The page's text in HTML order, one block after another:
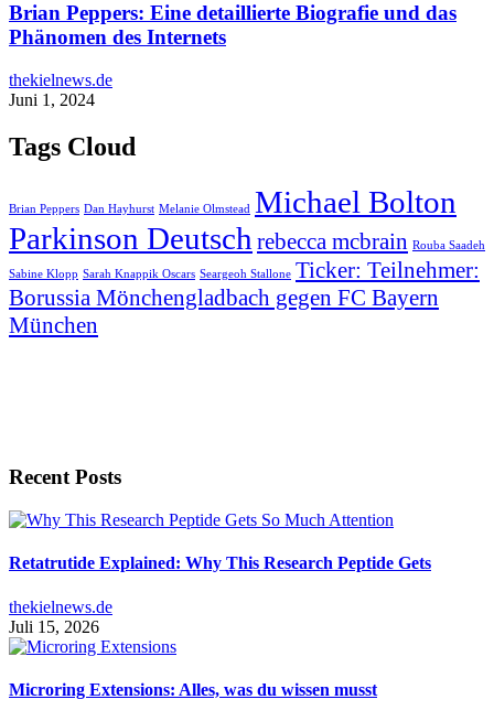
Brian Peppers: Eine detaillierte Biografie und das
Phänomen des Internets
thekielnews.de
Juni 1, 2024
Tags Cloud
Brian Peppers Dan Hayhurst Melanie Olmstead Michael Bolton
Parkinson Deutsch rebecca mcbrain Rouba Saadeh
Sabine Klopp Sarah Knappik Oscars Seargeoh Stallone Ticker: Teilnehmer:
Borussia Mönchengladbach gegen FC Bayern
München
Recent Posts
Retatrutide Explained: Why This Research Peptide Gets
thekielnews.de
Juli 15, 2026
Microring Extensions: Alles, was du wissen musst